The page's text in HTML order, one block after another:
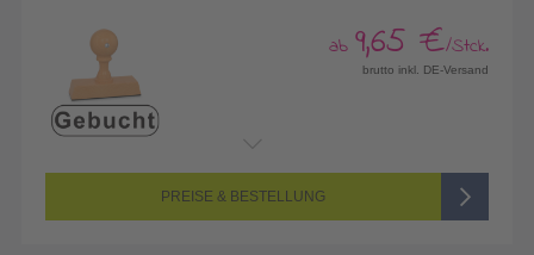
ab 9,65 €/Stck.
brutto inkl. DE-Versand
PREISE & BESTELLUNG